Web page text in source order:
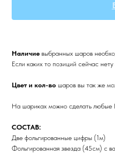
Наличие выбранных шаров
Если каких то позиций сейчас
Цвет и кол-во шаров вы так же
На шариках можно сделать любые
СОСТАВ:
Две фольгированные цифры (1м)
Фольгированная звезда (45см) с